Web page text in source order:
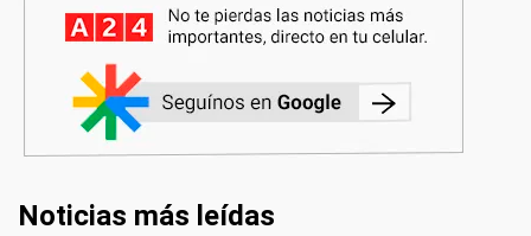
Noticias más leídas